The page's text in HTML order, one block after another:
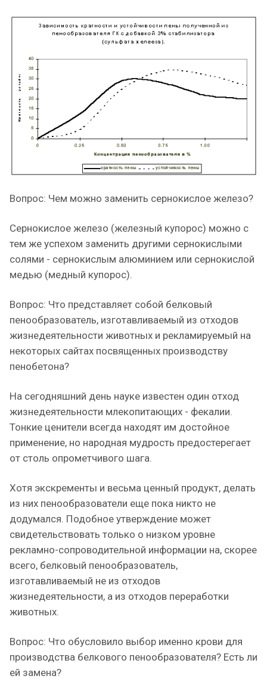
Вопрос: Чем можно заменить сернокислое железо?
Сернокислое железо (железный купорос) можно с
тем же успехом заменить другими сернокислыми
солями - сернокислым алюминием или сернокислой
медью (медный купорос).
Вопрос: Что представляет собой белковый
пенообразователь, изготавливаемый из отходов
жизнедеятельности животных и рекламируемый на
некоторых сайтах посвященных производству
пенобетона?
На сегодняшний день науке известен один отход
жизнедеятельности млекопитающих - фекалии.
Тонкие ценители всегда находят им достойное
применение, но народная мудрость предостерегает
от столь опрометчивого шага.
Хотя экскременты и весьма ценный продукт, делать
из них пенообразователи еще пока никто не
додумался. Подобное утверждение может
свидетельствовать только о низком уровне
рекламно-сопроводительной информации на, скорее
всего, белковый пенообразователь,
изготавливаемый не из отходов
жизнедеятельности, а из отходов переработки
животных.
Вопрос: Что обусловило выбор именно крови для
производства белкового пенообразователя? Есть ли
ей замена?